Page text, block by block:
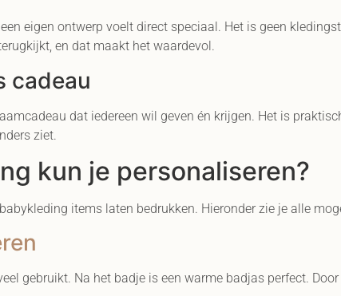
eigen ontwerp voelt direct speciaal. Het is geen
en dat maakt het waardevol.
cadeau
dat iedereen wil geven én krijgen. Het is
ziet.
kun je personaliseren?
items laten bedrukken. Hieronder zie je alle
gebruikt. Na het badje is een warme badjas perfect.